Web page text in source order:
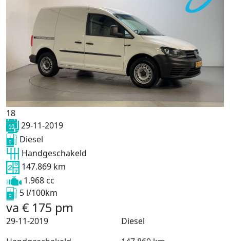
18
29-11-2019
Diesel
Handgeschakeld
147.869 km
1.968 cc
5 l/100km
va € 175 pm
29-11-2019
Diesel